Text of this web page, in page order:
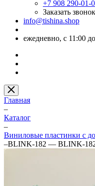
+7 908 290-01-
Заказать звонок
info@tishina.shop
ежедневно, с 11:00
Главная
–
Каталог
–
Виниловые пластинки с
–BLINK-182 — BLINK-